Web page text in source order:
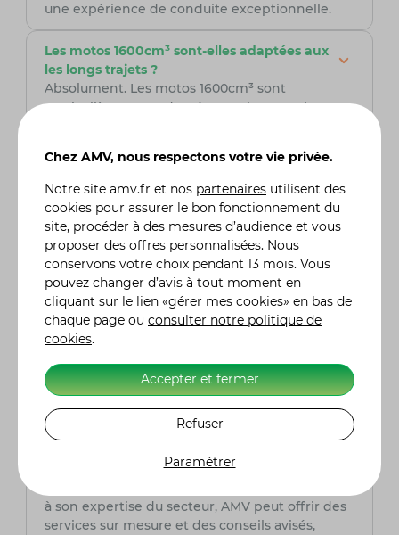
une expérience de conduite exceptionnelle.
Les motos 1600cm³ sont-elles adaptées aux
les longs trajets ?
Absolument. Les motos 1600cm³ sont
particulièrement adaptées aux longs trajets
même sur de longues distances. De plus, elles
sont souvent équipées d'options de confort
supplémentaires telles qu'une selle
ergonomique, des systèmes de suspension
avancés ou un réservoir de carburant de
grande capacité.
Quelle assurance moto choisir ?
Pour choisir avec soin votre assurance moto, il
garanties et les franchises proposées. AMV,
assureur spécialisé dans le domaine de la moto,
est une option à prendre en sérieuse
considération. Fort de son expertise, AMV offre
des motards, assurant ainsi une couverture
à son expertise du secteur, AMV peut offrir des
services sur mesure et des conseils avisés,
Chez AMV, nous respectons votre vie privée.
Notre site amv.fr et nos partenaires utilisent des
cookies pour assurer le bon fonctionnement du
site, procéder à des mesures d’audience et vous
proposer des offres personnalisées. Nous
conservons votre choix pendant 13 mois. Vous
pouvez changer d’avis à tout moment en
cliquant sur le lien «gérer mes cookies» en bas de
chaque page ou consulter notre politique de
cookies.
Accepter et fermer
Refuser
Paramétrer